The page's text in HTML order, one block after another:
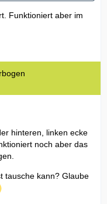
Funktioniert aber im
hinteren, linken ecke
noch aber das
tausche kann? Glaube